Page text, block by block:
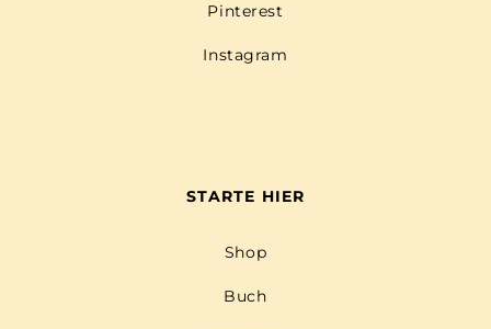
Pinterest
Instagram
STARTE HIER
Shop
Buch